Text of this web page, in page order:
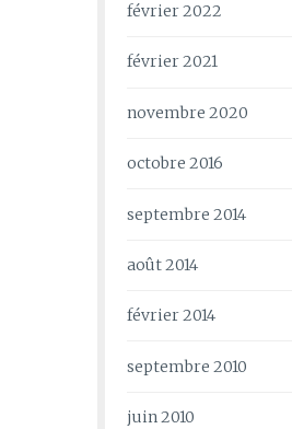
février 2022
février 2021
novembre 2020
octobre 2016
septembre 2014
août 2014
février 2014
septembre 2010
juin 2010